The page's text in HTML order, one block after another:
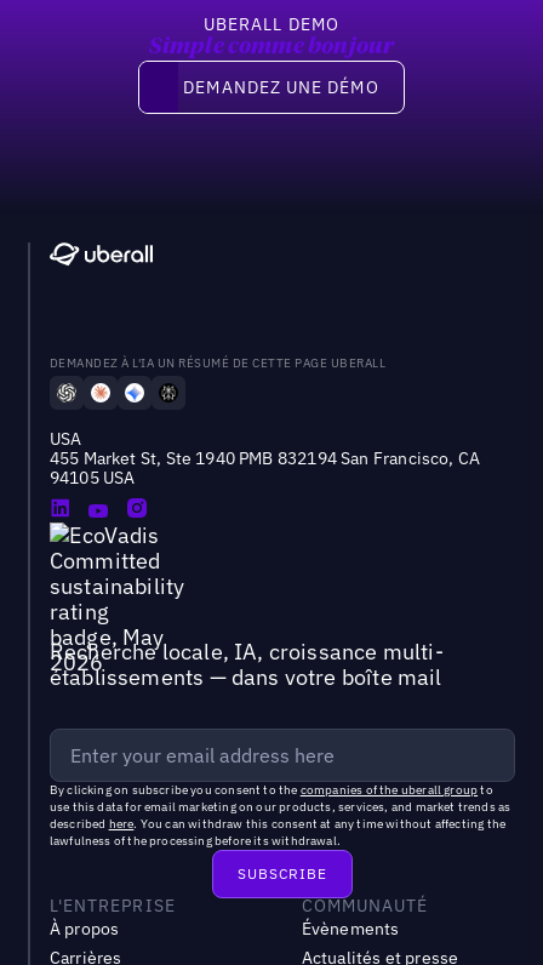
UBERALL DEMO
Simple comme bonjour
Demandez une démo
DEMANDEZ UNE DÉMO
DEMANDEZ À L'IA UN RÉSUMÉ DE CETTE PAGE UBERALL
USA
455 Market St, Ste 1940 PMB 832194 San Francisco, CA
94105 USA
Recherche locale, IA, croissance multi-
établissements — dans votre boîte mail
By clicking on subscribe you consent to the companies of the uberall groupto
use this data for email marketing on our products, services, and market trends as
described here. You can withdraw this consent at any time without affecting the
lawfulness of the processing before its withdrawal.
L'ENTREPRISE
À propos
Carrières
COMMUNAUTÉ
Évènements
Actualités et presse